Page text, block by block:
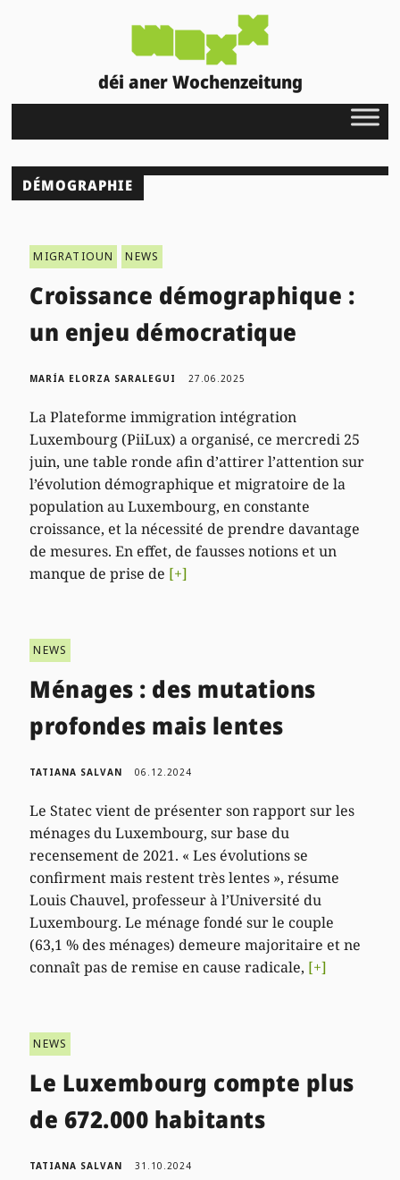
déi aner Wochenzeitung
DÉMOGRAPHIE
MIGRATIOUN NEWS
Croissance démographique :
un enjeu démocratique
MARÍA ELORZA SARALEGUI 27.06.2025
La Plateforme immigration intégration
Luxembourg (PiiLux) a organisé, ce mercredi 25
juin, une table ronde afin d’attirer l’attention sur
l’évolution démographique et migratoire de la
population au Luxembourg, en constante
croissance, et la nécessité de prendre davantage
de mesures. En effet, de fausses notions et un
manque de prise de [+]
NEWS
Ménages : des mutations
profondes mais lentes
TATIANA SALVAN 06.12.2024
Le Statec vient de présenter son rapport sur les
ménages du Luxembourg, sur base du
recensement de 2021. « Les évolutions se
confirment mais restent très lentes », résume
Louis Chauvel, professeur à l’Université du
Luxembourg. Le ménage fondé sur le couple
(63,1 % des ménages) demeure majoritaire et ne
connaît pas de remise en cause radicale, [+]
NEWS
Le Luxembourg compte plus
de 672.000 habitants
TATIANA SALVAN 31.10.2024